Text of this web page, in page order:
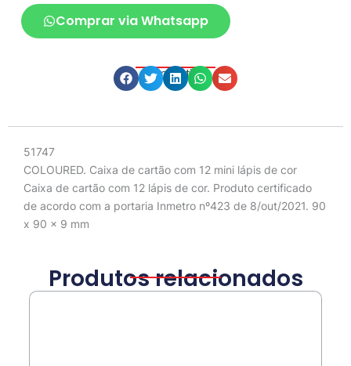
Comprar via Whatsapp
Compartilhe
51747
COLOURED. Caixa de cartão com 12 mini lápis de cor
Caixa de cartão com 12 lápis de cor. Produto certificado
de acordo com a portaria Inmetro nº423 de 8/out/2021. 90
x 90 x 9 mm
Produtos relacionados